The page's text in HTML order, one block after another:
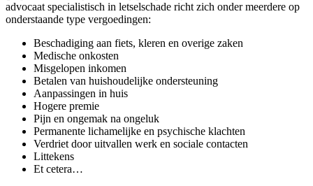
advocaat specialistisch in letselschade richt zich onder meerdere op
onderstaande type vergoedingen:
Beschadiging aan fiets, kleren en overige zaken
Medische onkosten
Misgelopen inkomen
Betalen van huishoudelijke ondersteuning
Aanpassingen in huis
Hogere premie
Pijn en ongemak na ongeluk
Permanente lichamelijke en psychische klachten
Verdriet door uitvallen werk en sociale contacten
Littekens
Et cetera…